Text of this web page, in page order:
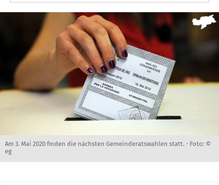
Am 3. Mai 2020 finden die nächsten Gemeinderatswahlen statt. - Foto: ©
eg